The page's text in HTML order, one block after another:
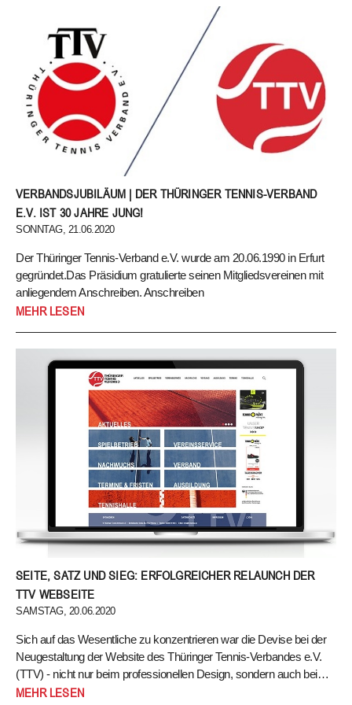
wir möchten Sie auf diesem Wege darüber informieren, dass für
den 30. Ordentlichen Verbandstag des Thüringer Tennis-Verbandes
e.V. ein neuer Termin feststeht.
Der 30. Ordentliche Verbandstag wird in diesem Jahr am
25.10.2020 in der Landessportschule Bad Blankenburg
stattfinden.
Mit freundlichen Grüßen
Ihre TTV-Geschäftsstelle
VERBANDSJUBILÄUM | DER THÜRINGER TENNIS-VERBAND
E.V. IST 30 JAHRE JUNG!
SONNTAG, 21.06.2020
Der Thüringer Tennis-Verband e.V. wurde am 20.06.1990 in Erfurt
gegründet.Das Präsidium gratulierte seinen Mitgliedsvereinen mit
anliegendem Anschreiben. Anschreiben
Der Thüringer Tennis-Verband e.V. wurde am 20.06.1990 in Erfurt
Anschreiben.Anschreiben
MEHR LESEN
SEITE, SATZ UND SIEG: ERFOLGREICHER RELAUNCH DER
TTV WEBSEITE
SAMSTAG, 20.06.2020
Sich auf das Wesentliche zu konzentrieren war die Devise bei der
Neugestaltung der Website des Thüringer Tennis-Verbandes e.V.
(TTV) - nicht nur beim professionellen Design, sondern auch bei…
Sich auf das Wesentliche zu konzentrieren war die Devise bei der
MEHR LESEN